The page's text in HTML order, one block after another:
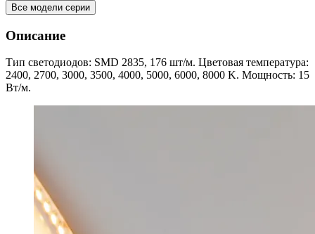
Все модели серии
Описание
Тип светодиодов: SMD 2835, 176 шт/м. Цветовая температура:
2400, 2700, 3000, 3500, 4000, 5000, 6000, 8000 K. Мощность: 15
Вт/м.